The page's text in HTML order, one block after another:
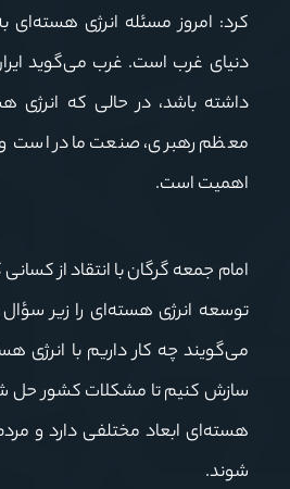
کرد: امروز مسئله انرژی
دنیای غرب است. غرب می‌گوید
داشته باشد، در حالی که انرژی
معظم رهبری، صنعت مادر است و
اهمیت است.
امام جمعه گرگان با انتقاد از
توسعه انرژی هسته‌ای را زیر
می‌گویند چه کار داریم با انرژی
سازش کنیم تا مشکلات کشور حل
هسته‌ای ابعاد مختلفی دارد و مردم
شوند.